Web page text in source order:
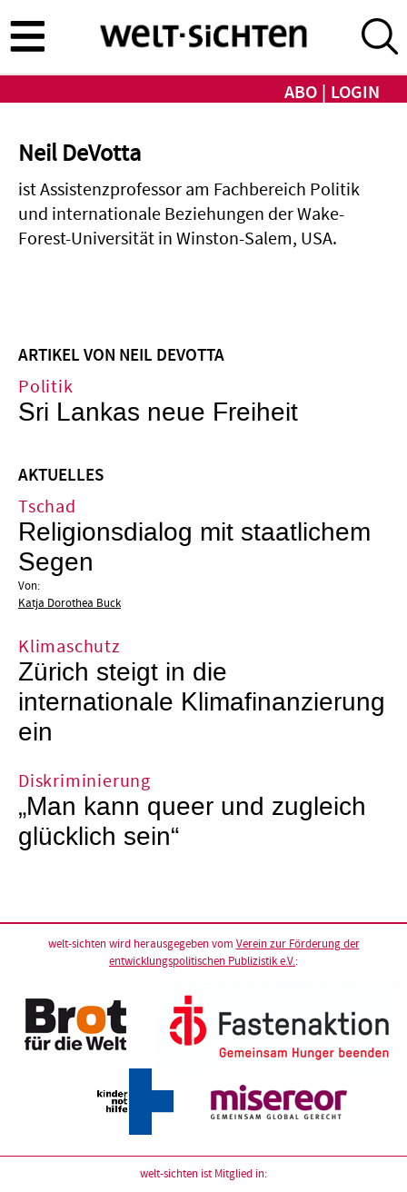
zum
Inhalt
ABO LOGIN
Neil DeVotta
ist Assistenzprofessor am Fachbereich Politik
und internationale Beziehungen der Wake-
Forest-Universität in Winston-Salem, USA.
ARTIKEL VON NEIL DEVOTTA
Politik
Sri Lankas neue Freiheit
AKTUELLES
Tschad
Religionsdialog mit staatlichem
Segen
Von:
Katja Dorothea Buck
Klimaschutz
Zürich steigt in die
internationale Klimafinanzierung
ein
Diskriminierung
„Man kann queer und zugleich
glücklich sein“
welt-sichten wird herausgegeben vom Verein zur Förderung der
entwicklungspolitischen Publizistik e.V.:
welt-sichten ist Mitglied in: